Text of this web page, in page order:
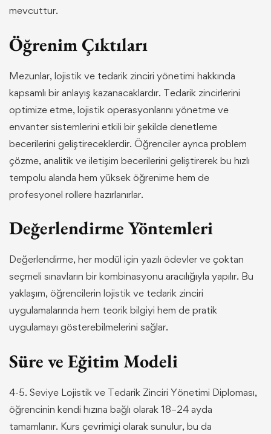
mevcuttur.
Öğrenim Çıktıları
Mezunlar, lojistik ve tedarik zinciri yönetimi hakkında
kapsamlı bir anlayış kazanacaklardır. Tedarik zincirlerini
optimize etme, lojistik operasyonlarını yönetme ve
envanter sistemlerini etkili bir şekilde denetleme
becerilerini geliştireceklerdir. Öğrenciler ayrıca problem
çözme, analitik ve iletişim becerilerini geliştirerek bu hızlı
tempolu alanda hem yüksek öğrenime hem de
profesyonel rollere hazırlanırlar.
Değerlendirme Yöntemleri
Değerlendirme, her modül için yazılı ödevler ve çoktan
seçmeli sınavların bir kombinasyonu aracılığıyla yapılır. Bu
yaklaşım, öğrencilerin lojistik ve tedarik zinciri
uygulamalarında hem teorik bilgiyi hem de pratik
uygulamayı gösterebilmelerini sağlar.
Süre ve Eğitim Modeli
4-5. Seviye Lojistik ve Tedarik Zinciri Yönetimi Diploması,
öğrencinin kendi hızına bağlı olarak 18–24 ayda
tamamlanır. Kurs çevrimiçi olarak sunulur, bu da